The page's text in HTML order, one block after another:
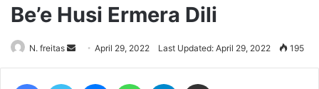
Be’e Husi Ermera Dili
N. freitas
Send
an
email
April 29, 2022 Last Updated: April 29, 2022 195